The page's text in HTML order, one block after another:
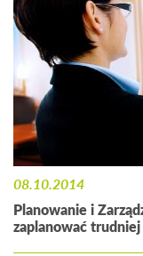
Planowanie i
zaplanować
08.10.2014